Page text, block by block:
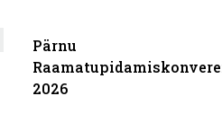
Pärnu
2026